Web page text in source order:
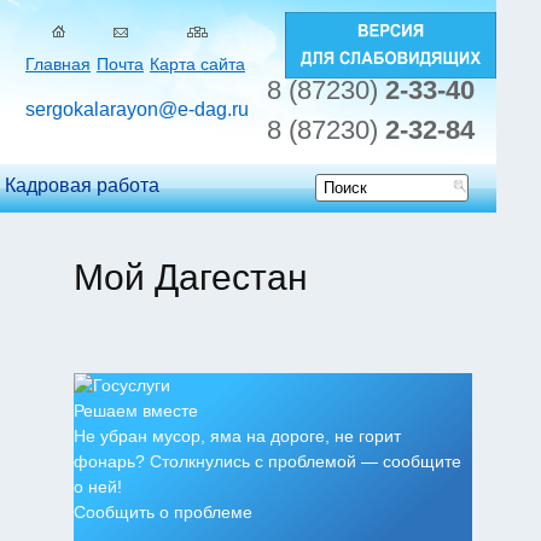
Главная Почта Карта сайта
sergokalarayon@e-dag.ru
8 (87230) 2-33-40
8 (87230) 2-32-84
Кадровая работа
Форма
Мой Дагестан
Решаем вместе
Не убран мусор, яма на дороге, не горит
фонарь? Столкнулись с проблемой — сообщите
о ней!
Сообщить о проблеме